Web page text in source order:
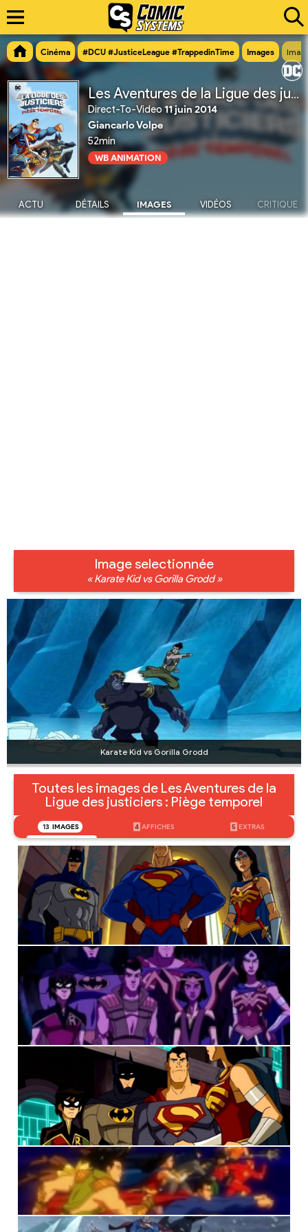
Cinéma #DCU #JusticeLeague #TrappedinTime Images
Les Aventures de la Ligue des justiciers : Piège temporel
Direct-To-Video 11 juin 2014
Giancarlo Volpe
52min
WB ANIMATION
ACTU DÉTAILS IMAGES VIDÉOS CRITIQUE
Image selectionnée
« Karate Kid vs Gorilla Grodd »
Karate Kid vs Gorilla Grodd
Toutes les images de Les Aventures de la
Ligue des justiciers : Piège temporel
13 IMAGES 4 AFFICHES 5 EXTRAS